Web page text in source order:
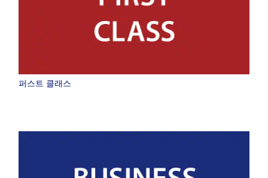
경유지 및 환승 소요 시간을 추가하기
날짜 선택
퍼스트 클래스